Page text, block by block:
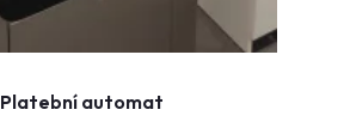
Platební automat